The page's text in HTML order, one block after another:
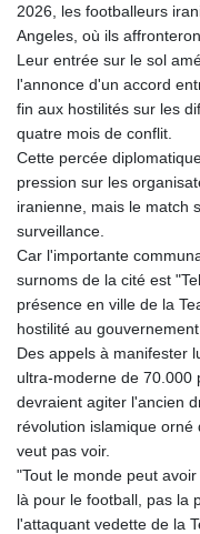
2026, les footballeurs
Angeles, où ils
Leur entrée sur le sol
l'annonce d'un accord
fin aux hostilités sur les
quatre mois de conflit.
Cette percée
pression sur les
iranienne, mais le match
surveillance.
Car l'importante
surnoms de la cité est
présence en ville de la
hostilité au
Des appels à manifester
ultra-moderne de 70.000
devraient agiter l'ancien
révolution islamique
veut pas voir.
"Tout le monde peut
là pour le football, pas la
l'attaquant vedette de la